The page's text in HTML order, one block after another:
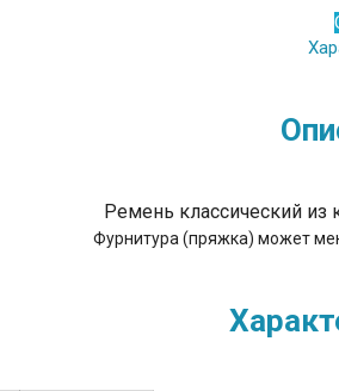
Ремень классический
Фурнитура (пряжка) может